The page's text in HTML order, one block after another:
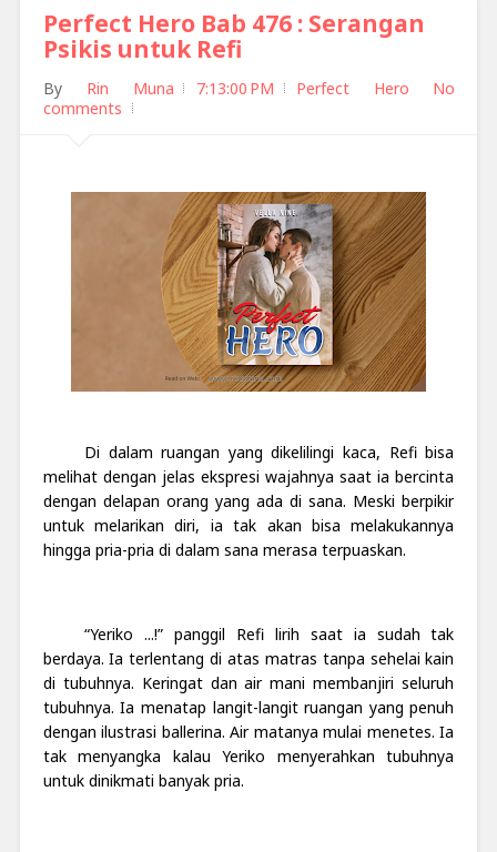
Perfect Hero Bab 476 : Serangan
Psikis untuk Refi
By Rin Muna 7:13:00 PM Perfect Hero
No
comments
Di dalam ruangan yang dikelilingi kaca, Refi bisa
melihat dengan jelas ekspresi wajahnya saat ia bercinta
dengan delapan orang yang ada di sana. Meski berpikir
untuk melarikan diri, ia tak akan bisa melakukannya
hingga pria-pria di dalam sana merasa terpuaskan.
“Yeriko ...!” panggil Refi lirih saat ia sudah tak
berdaya. Ia terlentang di atas matras tanpa sehelai kain
di tubuhnya. Keringat dan air mani membanjiri seluruh
tubuhnya. Ia menatap langit-langit ruangan yang penuh
dengan ilustrasi ballerina. Air matanya mulai menetes. Ia
tak menyangka kalau Yeriko menyerahkan tubuhnya
untuk dinikmati banyak pria.